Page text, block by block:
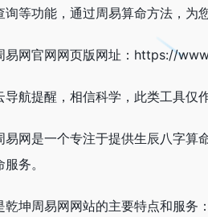
询等功能，通过周易算命方法，为
易网官网网页版网址：https://
导航提醒，相信科学，此类工具仅
易网是一个专注于提供生辰八字算
务。
乾坤周易网网站的主要特点和服务：